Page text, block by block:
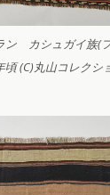
ン カシュガイ族(
頃 (C)丸山コレクシ